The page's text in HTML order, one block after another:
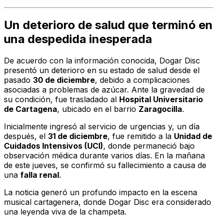
Un deterioro de salud que terminó en
una despedida inesperada
De acuerdo con la información conocida, Dogar Disc
presentó un deterioro en su estado de salud desde el
pasado 30 de diciembre, debido a complicaciones
asociadas a problemas de azúcar. Ante la gravedad de
su condición, fue trasladado al Hospital Universitario
de Cartagena, ubicado en el barrio Zaragocilla.
Inicialmente ingresó al servicio de urgencias y, un día
después, el 31 de diciembre, fue remitido a la Unidad de
Cuidados Intensivos (UCI), donde permaneció bajo
observación médica durante varios días. En la mañana
de este jueves, se confirmó su fallecimiento a causa de
una falla renal.
La noticia generó un profundo impacto en la escena
musical cartagenera, donde Dogar Disc era considerado
una leyenda viva de la champeta.